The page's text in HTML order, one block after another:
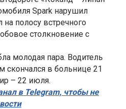
Spark нарушил
полосу встречного
столкновение с
молодая пара. Водитель
скончался в больнице 21
– 22 июля.
в Telegram, чтобы не